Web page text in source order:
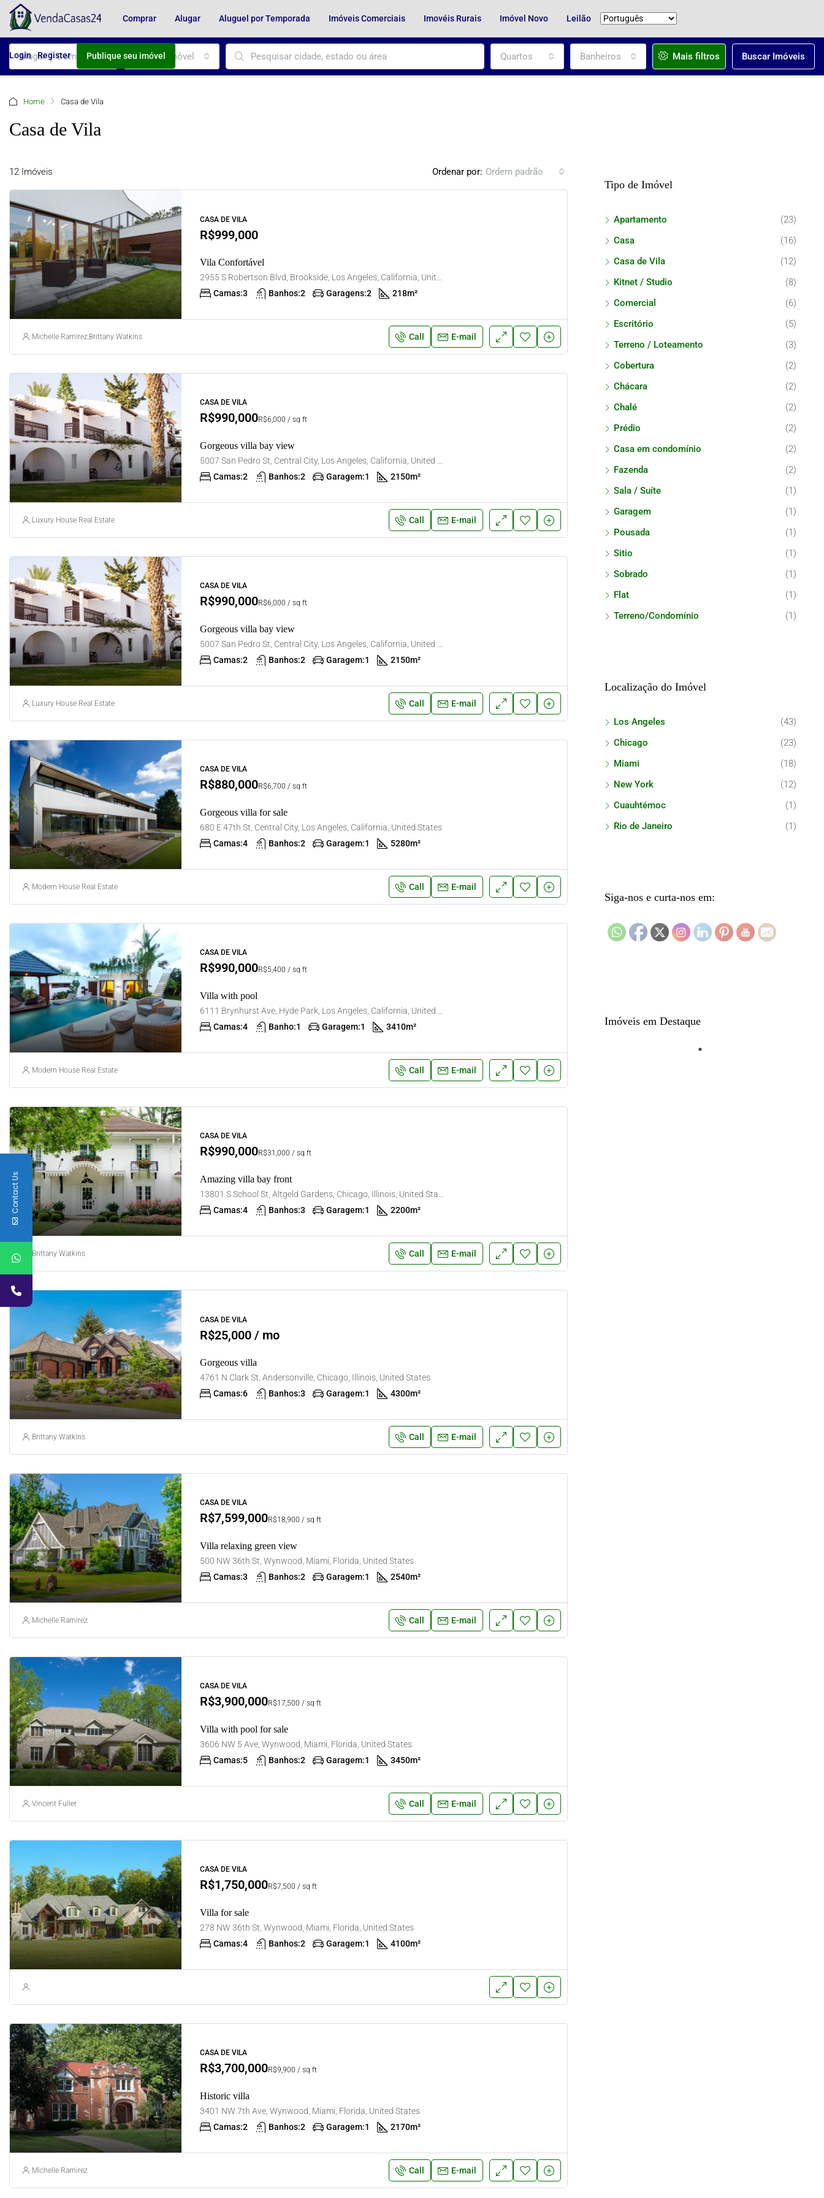
Comprar Alugar Aluguel por Temporada Imóveis Comerciais Imovéis Rurais Imóvel Novo Leilão
Login Register Publique seu imóvel
Alugar │ Comprar Tipo de Imóvel Quartos Banheiros Mais filtros Buscar Imóveis
Home Casa de Vila
Casa de Vila
12 Imóveis Ordenar por: Ordem padrão
CASA DE VILA
R$999,000
Vila Confortável
Camas:3 Banhos:2 Garagens:2 218m²
Michelle Ramirez Brittany Watkins Call E-mail
CASA DE VILA
R$990,000R$6,000 / sq ft
Gorgeous villa bay view
Camas:2 Banhos:2 Garagem:1 2150m²
Luxury House Real Estate Call E-mail
CASA DE VILA
R$990,000R$6,000 / sq ft
Gorgeous villa bay view
Camas:2 Banhos:2 Garagem:1 2150m²
Luxury House Real Estate Call E-mail
CASA DE VILA
R$880,000R$6,700 / sq ft
Gorgeous villa for sale
680 E 47th St, Central City, Los Angeles, California, United States
Camas:4 Banhos:2 Garagem:1 5280m²
Modern House Real Estate Call E-mail
CASA DE VILA
R$990,000R$5,400 / sq ft
Villa with pool
Camas:4 Banho:1 Garagem:1 3410m²
Modern House Real Estate Call E-mail
CASA DE VILA
R$990,000R$31,000 / sq ft
Amazing villa bay front
Camas:4 Banhos:3 Garagem:1 2200m²
Brittany Watkins Call E-mail
CASA DE VILA
R$25,000 / mo
Gorgeous villa
4761 N Clark St, Andersonville, Chicago, Illinois, United States
Camas:6 Banhos:3 Garagem:1 4300m²
Brittany Watkins Call E-mail
CASA DE VILA
R$7,599,000R$18,900 / sq ft
Villa relaxing green view
500 NW 36th St, Wynwood, Miami, Florida, United States
Camas:3 Banhos:2 Garagem:1 2540m²
Michelle Ramirez Call E-mail
CASA DE VILA
R$3,900,000R$17,500 / sq ft
Villa with pool for sale
3606 NW 5 Ave, Wynwood, Miami, Florida, United States
Camas:5 Banhos:2 Garagem:1 3450m²
Vincent Fuller Call E-mail
CASA DE VILA
R$1,750,000R$7,500 / sq ft
Villa for sale
278 NW 36th St, Wynwood, Miami, Florida, United States
Camas:4 Banhos:2 Garagem:1 4100m²
CASA DE VILA
R$3,700,000R$9,900 / sq ft
Historic villa
3401 NW 7th Ave, Wynwood, Miami, Florida, United States
Camas:2 Banhos:2 Garagem:1 2170m²
Michelle Ramirez Call E-mail
Tipo de Imóvel
Apartamento
(23)
Casa
(16)
Casa de Vila
(12)
Kitnet / Studio
(8)
Comercial
(6)
Escritório
(5)
Terreno / Loteamento
(3)
Cobertura
(2)
Chácara
(2)
Chalé
(2)
Prédio
(2)
Casa em condomínio
(2)
Fazenda
(2)
Sala / Suíte
(1)
Garagem
(1)
Pousada
(1)
Sitio
(1)
Sobrado
(1)
Flat
(1)
Terreno/Condomínio
(1)
Localização do Imóvel
Los Angeles
(43)
Chicago
(23)
Miami
(18)
New York
(12)
Cuauhtémoc
(1)
Rio de Janeiro
(1)
Siga-nos e curta-nos em:
Imóveis em Destaque
Contact Us